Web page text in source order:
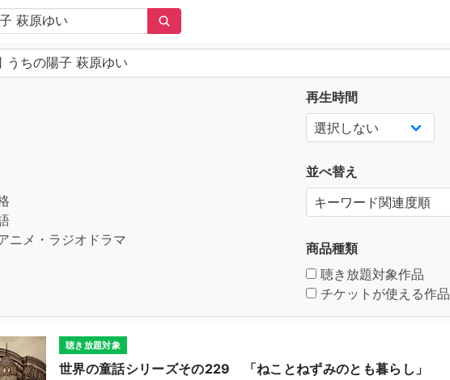
ニメ・ラジオドラマ
再生時間
並べ替え
商品種類
聴き放題対象作品
チケットが使える作品
聴き放題対象
世界の童話シリーズその229 「ねことねずみのとも暮らし」